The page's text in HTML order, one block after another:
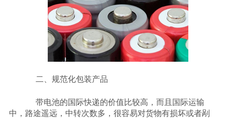
二、规范化包装产品
带电池的国际快递的价值比较高，而且国际运输
中，路途遥远，中转次数多，很容易对货物有损坏或者剐